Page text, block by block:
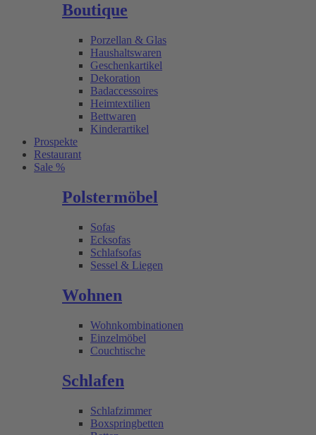
Boutique
Porzellan & Glas
Haushaltswaren
Geschenkartikel
Dekoration
Badaccessoires
Heimtextilien
Bettwaren
Kinderartikel
Prospekte
Restaurant
Sale %
Polstermöbel
Sofas
Ecksofas
Schlafsofas
Sessel & Liegen
Wohnen
Wohnkombinationen
Einzelmöbel
Couchtische
Schlafen
Schlafzimmer
Boxspringbetten